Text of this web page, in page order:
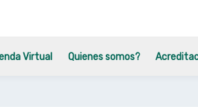
Virtual Quienes somos?